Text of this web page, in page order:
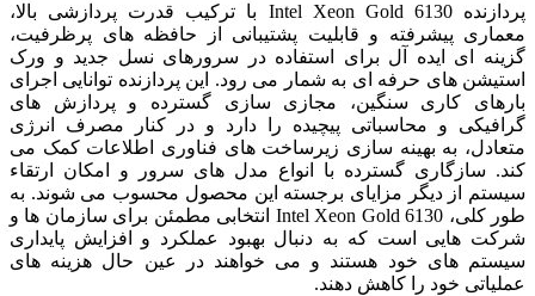
پردازنده Intel Xeon Gold 6130 با ترکیب قدرت پردازشی بالا،
معماری پیشرفته و قابلیت پشتیبانی از حافظه های پرظرفیت،
گزینه ای ایده آل برای استفاده در سرورهای نسل جدید و ورک
استیشن های حرفه ای به شمار می رود. این پردازنده توانایی اجرای
بارهای کاری سنگین، مجازی سازی گسترده و پردازش های
گرافیکی و محاسباتی پیچیده را دارد و در کنار مصرف انرژی
متعادل، به بهینه سازی زیرساخت های فناوری اطلاعات کمک می
کند. سازگاری گسترده با انواع مدل های سرور و امکان ارتقاء
سیستم از دیگر مزایای برجسته این محصول محسوب می شوند. به
طور کلی، Intel Xeon Gold 6130 انتخابی مطمئن برای سازمان ها و
شرکت هایی است که به دنبال بهبود عملکرد و افزایش پایداری
سیستم های خود هستند و می خواهند در عین حال هزینه های
عملیاتی خود را کاهش دهند.